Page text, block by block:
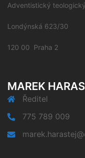
Adventistický
Londýnská 623/30
120 00 Praha 2
MAREK
Ředitel
775 789 009